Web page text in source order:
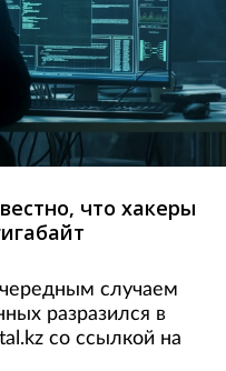
что хакеры
случаем
разразился в
со ссылкой на